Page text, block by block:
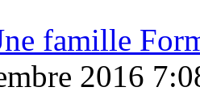
famille
2016